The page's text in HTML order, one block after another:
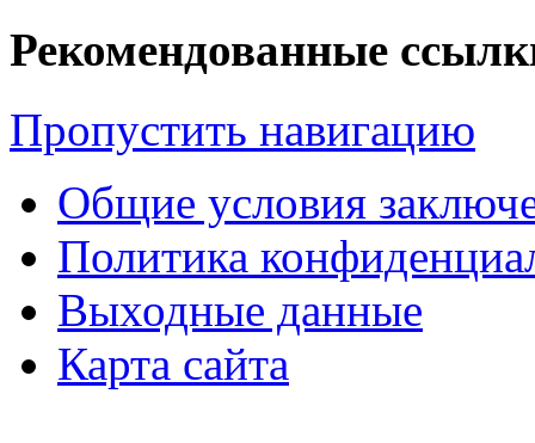
Рекомендованные
Пропустить навигацию
Общие условия
Политика
Выходные данные
Карта сайта